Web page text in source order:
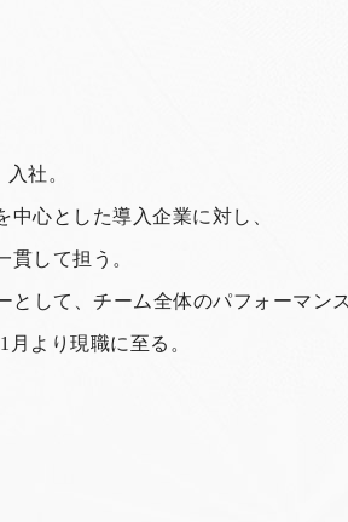
社。
心とした導入企業に対し、
して担う。
して、チーム全体のパフォーマン
より現職に至る。